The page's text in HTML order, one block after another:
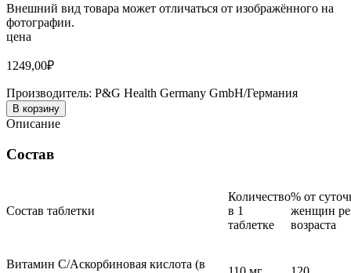
Внешний вид товара может отличаться от изображённого на
фотографии.
цена
1249,00₽
Производитель: P&G Health Germany GmbH/Германия
В корзину
Описание
Состав
Состав таблетки
Количество
в 1
таблетке
% от
женщин
возраста
Витамин С/Аскорбиновая кислота (в